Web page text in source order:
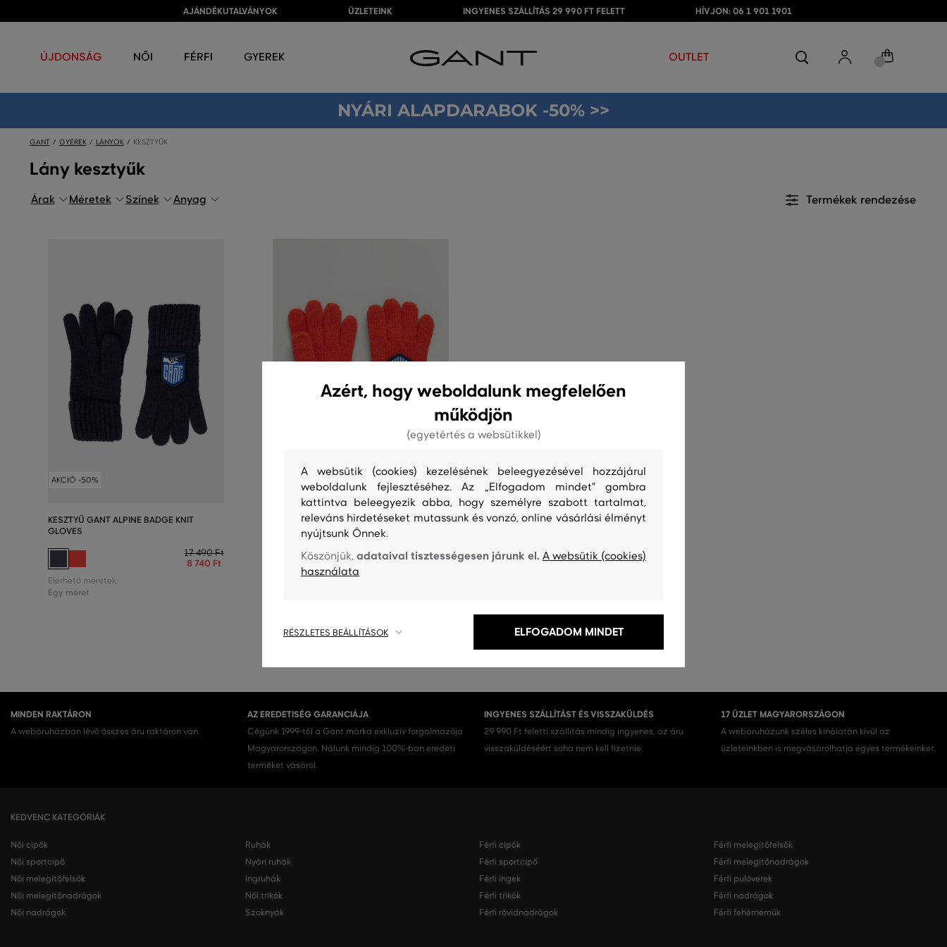
AJÁNDÉKUTALVÁNYOK ÜZLETEINK INGYENES SZÁLLÍTÁS 29 990 FT FELETT HÍVJON: 06 1 901 1901
ÚJDONSÁG NŐI FÉRFI GYEREK OUTLET
NYÁRI ALAPDARABOK -50% >>
GANT GYEREK LÁNYOK KESZTYŰK
Lány kesztyűk
Árak Méretek Színek Anyag Termékek rendezése
AKCIÓ -50%
KESZTYŰ GANT ALPINE BADGE KNIT
GLOVES
17 490 Ft
8 740 Ft
Elérhető méretek:
Egy méret
KESZTYŰ GANT ALPINE BADGE KNIT
GLOVES
17 490 Ft
8 740 Ft
MINDEN RAKTÁRON
A webáruházban lévő összes áru raktáron van.
AZ EREDETISÉG GARANCIÁJA
Cégünk 1999-től a Gant márka exkluzív forgalmazója
Magyarországon. Nálunk mindig 100%-ban eredeti
terméket vásárol.
INGYENES SZÁLLÍTÁST ÉS VISSZAKÜLDÉS
29 990 Ft feletti szállítás mindig ingyenes, az áru
visszaküldéséért soha nem kell fizetnie.
17 ÜZLET MAGYARORSZÁGON
A webáruházunk széles kínálatán kívül az
üzleteinkben is megvásárolhatja egyes termékeinket.
KEDVENC KATEGÓRIÁK
Női cipők
Női sportcipő
Női melegítőfelsők
Női melegítőnadrágok
Női nadrágok
Ruhák
Nyári ruhák
Ingruhák
Női trikók
Szoknyák
Férfi cipők
Férfi sportcipő
Férfi ingek
Férfi trikók
Férfi rövidnadrágok
Férfi melegítőfelsők
Férfi melegítőnadrágok
Férfi pulóverek
Férfi nadrágok
Férfi fehérneműk
Azért, hogy weboldalunk megfelelően
működjön
(egyetértés a websütikkel)
A websütik (cookies) kezelésének beleegyezésével hozzájárul
weboldalunk fejlesztéséhez. Az „Elfogadom mindet" gombra
kattintva beleegyezik abba, hogy személyre szabott tartalmat,
releváns hirdetéseket mutassunk és vonzó, online vásárlási élményt
nyújtsunk Önnek.
Köszönjük,adataival tisztességesen járunk el. A websütik (cookies)
használata
RÉSZLETES BEÁLLÍTÁSOK ELFOGADOM MINDET